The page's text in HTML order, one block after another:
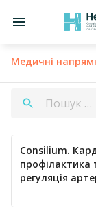
Медичні
Consilium.
профілактика
регуляція